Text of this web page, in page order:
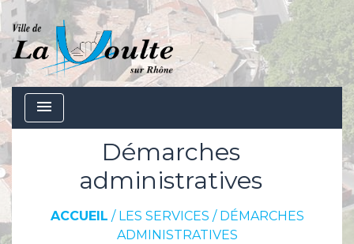
menu
Démarches
administratives
ACCUEIL / LES SERVICES / DÉMARCHES
ADMINISTRATIVES